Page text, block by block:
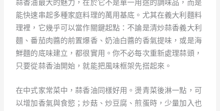
蒜香油最大的魅力，在於它不是單一用途的調味品，而是
能快速串起多種家庭料理的萬用基底。尤其在義大利麵料
理裡，它幾乎可以當作關鍵起點：不論是清炒蒜香義大利
麵、番茄肉醬的前置爆香、奶油白醬的香氣提味，或是海
鮮麵的底味建立，都很實用。你不必每次重新處理蒜頭，
只要從蒜香油開始，就能把風味框架先搭起來。
在中式家常菜中，蒜香油同樣好用。燙青菜後淋一點，可
以增加香氣與食慾；炒菇、炒豆腐、煎蛋時，少量加入也